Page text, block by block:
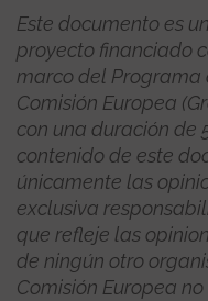
Este documento es
proyecto financiado
marco del Programa
Comisión Europea
con una duración de
contenido de este
únicamente las
exclusiva
que refleje las
de ningún otro
Comisión Europea